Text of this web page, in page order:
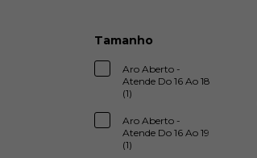
Tamanho
Aro Aberto -
Atende Do 16 Ao 18
(1)
Aro Aberto -
Atende Do 16 Ao 19
(1)